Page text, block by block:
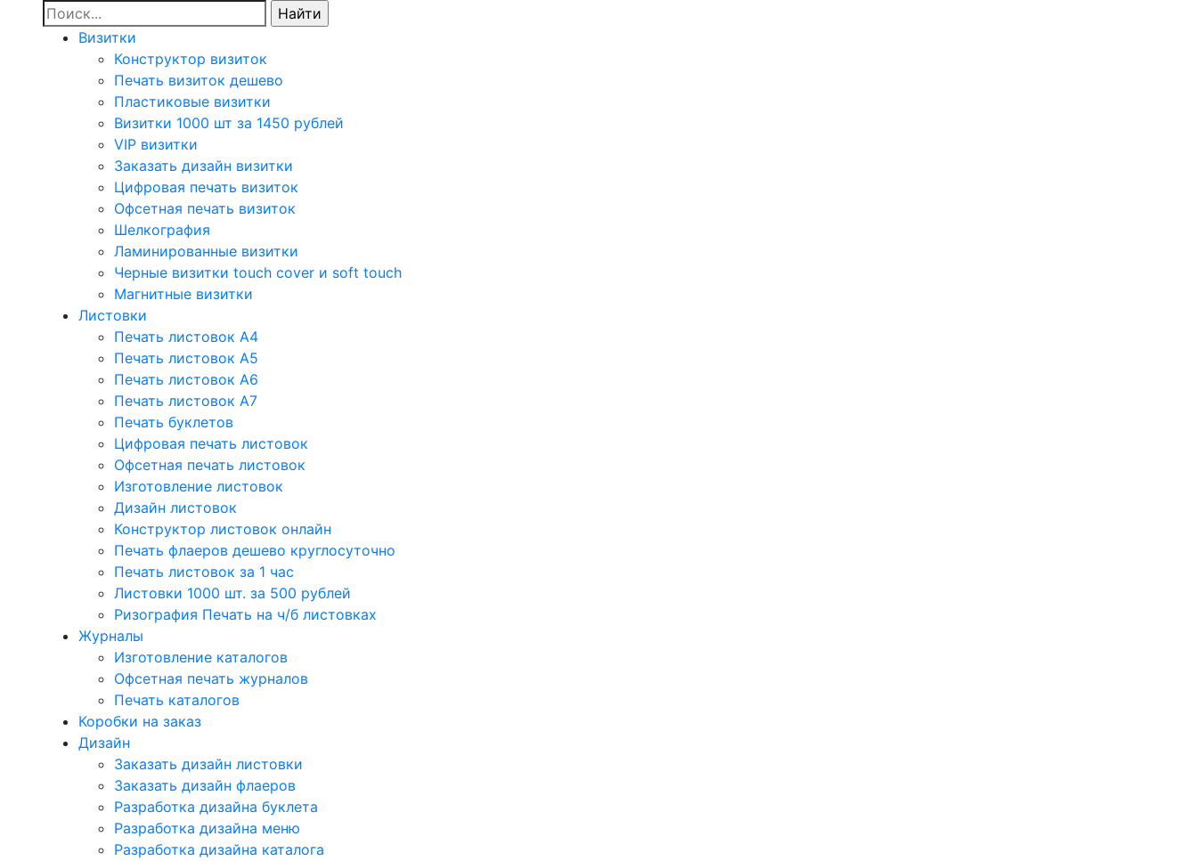
Визитки
Конструктор визиток
Печать визиток дешево
Пластиковые визитки
Визитки 1000 шт за 1450 рублей
VIP визитки
Заказать дизайн визитки
Цифровая печать визиток
Офсетная печать визиток
Шелкография
Ламинированные визитки
Черные визитки touch cover и soft touch
Магнитные визитки
Листовки
Печать листовок А4
Печать листовок А5
Печать листовок А6
Печать листовок А7
Печать буклетов
Цифровая печать листовок
Офсетная печать листовок
Изготовление листовок
Дизайн листовок
Конструктор листовок онлайн
Печать флаеров дешево круглосуточно
Печать листовок за 1 час
Листовки 1000 шт. за 500 рублей
Ризография Печать на ч/б листовках
Журналы
Изготовление каталогов
Офсетная печать журналов
Печать каталогов
Коробки на заказ
Дизайн
Заказать дизайн листовки
Заказать дизайн флаеров
Разработка дизайна буклета
Разработка дизайна меню
Разработка дизайна каталога